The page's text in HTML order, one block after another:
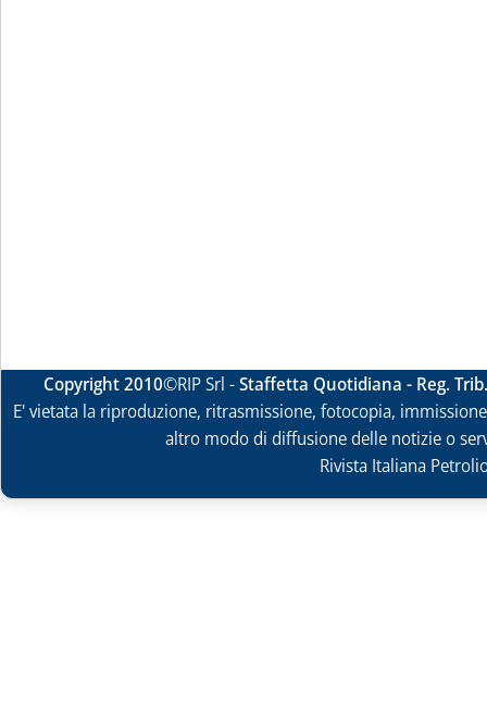
Copyright 2010©RIP Srl -Staffetta Quotidiana - Reg.
E' vietata la riproduzione, ritrasmissione, fotocopia,
altro modo di diffusione delle notizie o
Rivista Italiana